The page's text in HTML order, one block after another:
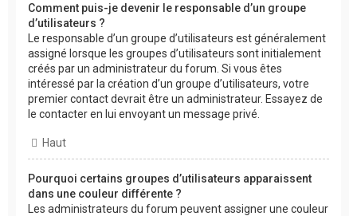
Comment puis-je devenir le responsable d’un groupe
d’utilisateurs ?
Le responsable d’un groupe d’utilisateurs est généralement
assigné lorsque les groupes d’utilisateurs sont initialement
créés par un administrateur du forum. Si vous êtes
intéressé par la création d’un groupe d’utilisateurs, votre
premier contact devrait être un administrateur. Essayez de
le contacter en lui envoyant un message privé.
Haut
Pourquoi certains groupes d’utilisateurs apparaissent
dans une couleur différente ?
Les administrateurs du forum peuvent assigner une couleur